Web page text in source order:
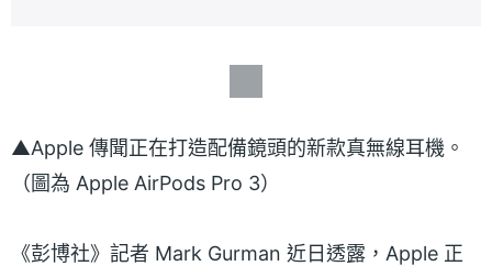
▲Apple 傳聞正在打造配備鏡頭的新款真無線耳機。
（圖為 Apple AirPods Pro 3）
《彭博社》記者 Mark Gurman 近日透露，Apple 正